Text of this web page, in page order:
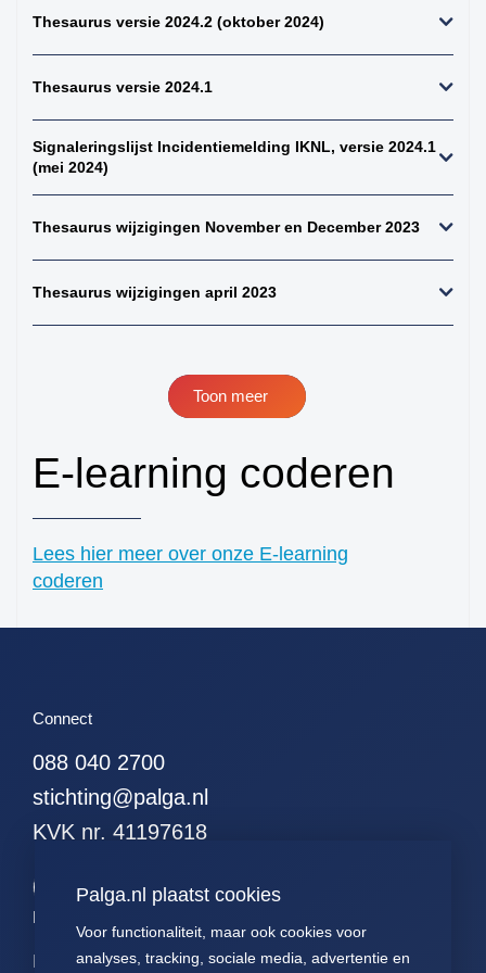
Palga.nl plaatst cookies
Voor functionaliteit, maar ook cookies voor
analyses, tracking, sociale media, advertentie en
kiemcel-tumoren
35. beenderen
bovenste extremiteit
onderste extremiteit
37. alle (primaire)
en kraakbeen
maligne bottumoren
39. alle
40. zenuwstelsel
totaal (centraal +
42. ruggenmerg totaal
uitgebreid dwz met
49. alle maligne
lymfomen (NH+HD)
50. alle non-hodgkins
Thesaurus versie 2024.2 (oktober 2024)
Thesaurus versie 2024.1
Signaleringslijst Incidentiemelding IKNL, versie 2024.1
(mei 2024)
Thesaurus wijzigingen November en December 2023
Thesaurus wijzigingen april 2023
Toon meer
E-learning coderen
Lees hier meer over onze E-learning
coderen
Connect
088 040 2700
stichting@palga.nl
KVK nr. 41197618
Palga links
Impact Contact Presentaties